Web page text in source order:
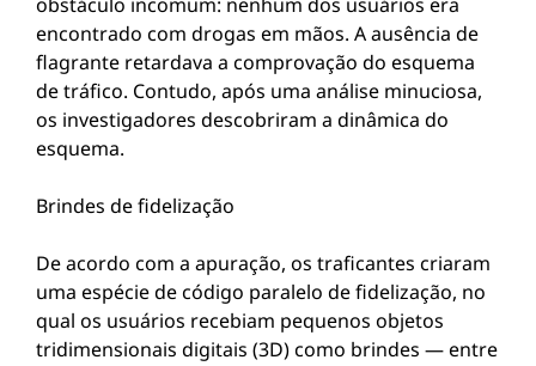
encontrado com drogas em mãos. A ausência de
flagrante retardava a comprovação do esquema
de tráfico. Contudo, após uma análise minuciosa,
os investigadores descobriram a dinâmica do
esquema.
Brindes de fidelização
De acordo com a apuração, os traficantes criaram
uma espécie de código paralelo de fidelização, no
qual os usuários recebiam pequenos objetos
tridimensionais digitais (3D) como brindes — entre